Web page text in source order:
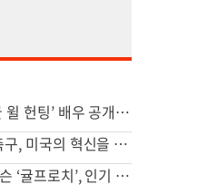
“기아차가 날 살렸다”…‘굿 윌 헌팅’ 배우 공개한 끔찍 사고 현장
거버넌스 교체 앞둔 한국 축구, 미국의 혁신을 주목하라
경력 5년 골린이의 골프 레슨 ‘귤프로치’, 인기 비결